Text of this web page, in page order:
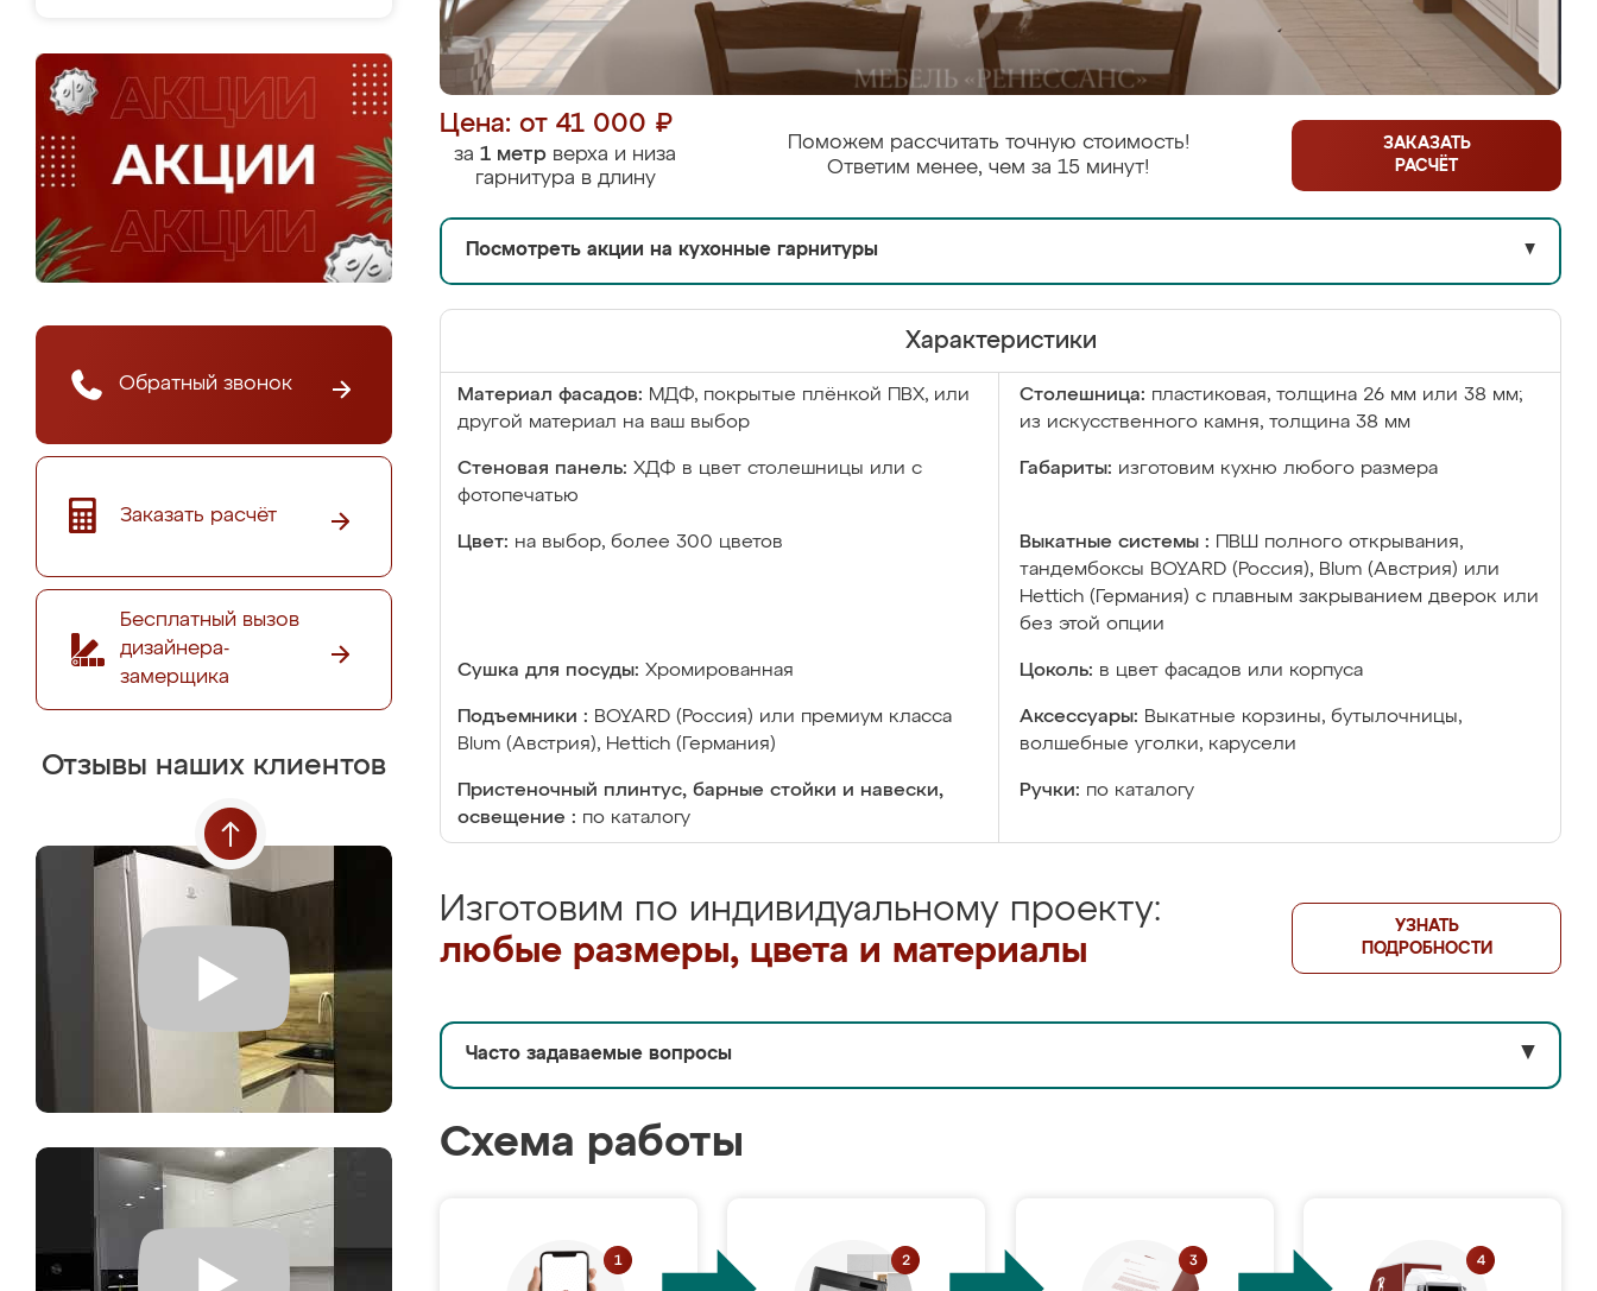
Обратный звонок
Заказать расчёт
Бесплатный вызов
дизайнера-
замерщика
Отзывы наших клиентов
Цена: от 41 000 ₽
за 1 метр верха и низа
гарнитура в длину
Поможем рассчитать точную стоимость!
Ответим менее, чем за 15 минут!
ЗАКАЗАТЬ
РАСЧЁТ
Посмотреть акции на кухонные гарнитуры ▼
Характеристики
Материал фасадов: МДФ, покрытые плёнкой ПВХ, или
другой материал на ваш выбор
Столешница: пластиковая, толщина 26 мм или 38 мм;
из искусственного камня, толщина 38 мм
Стеновая панель: ХДФ в цвет столешницы или с
фотопечатью
Габариты: изготовим кухню любого размера
Цвет: на выбор, более 300 цветов Выкатные системы :
ПВШ полного открывания,
тандембоксы BOYARD (Россия), Blum (Австрия) или
Hettich (Германия) с плавным закрыванием дверок или
без этой опции
Сушка для посуды: Хромированная Цоколь: в цвет фасадов или корпуса
Подъемники : BOYARD (Россия) или премиум класса
Blum (Австрия), Hettich (Германия)
Аксессуары: Выкатные корзины, бутылочницы,
волшебные уголки, карусели
Пристеночный плинтус, барные стойки и навески,
освещение : по каталогу
Ручки: по каталогу
Изготовим по индивидуальному проекту:
любые размеры, цвета и материалы
УЗНАТЬ
ПОДРОБНОСТИ
Часто задаваемые вопросы ▼
Схема работы